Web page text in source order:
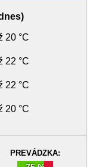
20 °C
22 °C
22 °C
20 °C
PREVÁDZKA: